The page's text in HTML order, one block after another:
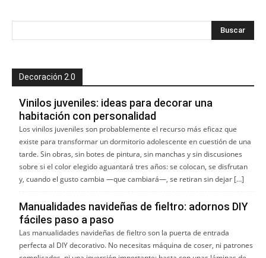
Decoración 2.0
Vinilos juveniles: ideas para decorar una
habitación con personalidad
Los vinilos juveniles son probablemente el recurso más eficaz que
existe para transformar un dormitorio adolescente en cuestión de una
tarde. Sin obras, sin botes de pintura, sin manchas y sin discusiones
sobre si el color elegido aguantará tres años: se colocan, se disfrutan
y, cuando el gusto cambia —que cambiará—, se retiran sin dejar […]
Manualidades navideñas de fieltro: adornos DIY
fáciles paso a paso
Las manualidades navideñas de fieltro son la puerta de entrada
perfecta al DIY decorativo. No necesitas máquina de coser, ni patrones